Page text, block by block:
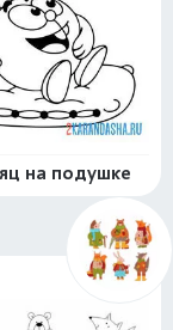
на подушке